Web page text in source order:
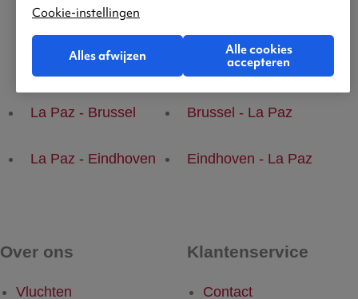
Populaire vluchten
La Paz - Brussel Brussel - La Paz
La Paz - Eindhoven Eindhoven - La Paz
Over ons
Vluchten
Klantenservice
Contact
Cookie-instellingen
Alles afwijzen
Alle cookies
accepteren